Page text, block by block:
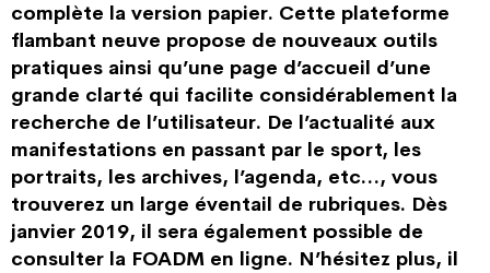
complète la version papier. Cette plateforme
flambant neuve propose de nouveaux outils
pratiques ainsi qu’une page d’accueil d’une
grande clarté qui facilite considérablement la
recherche de l’utilisateur. De l’actualité aux
manifestations en passant par le sport, les
portraits, les archives, l’agenda, etc…, vous
trouverez un large éventail de rubriques. Dès
janvier 2019, il sera également possible de
consulter la FOADM en ligne. N’hésitez plus, il